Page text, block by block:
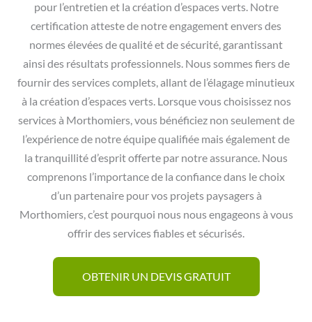
pour l’entretien et la création d’espaces verts. Notre
certification atteste de notre engagement envers des
normes élevées de qualité et de sécurité, garantissant
ainsi des résultats professionnels. Nous sommes fiers de
fournir des services complets, allant de l’élagage minutieux
à la création d’espaces verts. Lorsque vous choisissez nos
services à Morthomiers, vous bénéficiez non seulement de
l’expérience de notre équipe qualifiée mais également de
la tranquillité d’esprit offerte par notre assurance. Nous
comprenons l’importance de la confiance dans le choix
d’un partenaire pour vos projets paysagers à
Morthomiers, c’est pourquoi nous nous engageons à vous
offrir des services fiables et sécurisés.
OBTENIR UN DEVIS GRATUIT